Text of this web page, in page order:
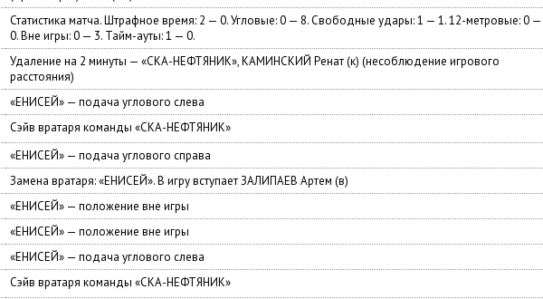
Статистика матча. Штрафное время: 2 — 0. Угловые: 0 — 8. Свободные удары: 1 — 1. 12-метровые: 0 —
0. Вне игры: 0 — 3. Тайм-ауты: 1 — 0.
Удаление на 2 минуты — «СКА-НЕФТЯНИК», КАМИНСКИЙ Ренат (к) (несоблюдение игрового
расстояния)
«ЕНИСЕЙ» — подача углового слева
Сэйв вратаря команды «СКА-НЕФТЯНИК»
«ЕНИСЕЙ» — подача углового справа
Замена вратаря: «ЕНИСЕЙ». В игру вступает ЗАЛИПАЕВ Артем (в)
«ЕНИСЕЙ» — положение вне игры
«ЕНИСЕЙ» — положение вне игры
«ЕНИСЕЙ» — подача углового слева
Сэйв вратаря команды «СКА-НЕФТЯНИК»